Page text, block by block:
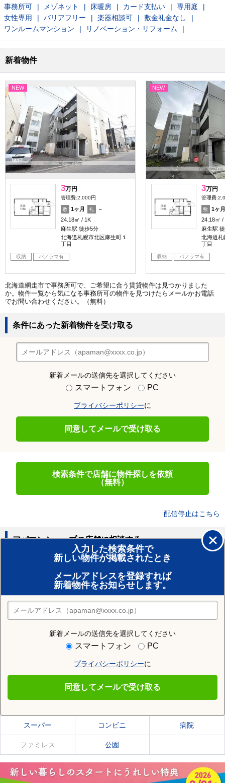
事務所可
メゾネット 床暖房 カード支払い
専用庭
女性専用
バリアフリー 楽器相談可
敷金礼金なし
ワンルームマンション
リノベーション・リフォーム
新着物件
NEW
3万円
管理費:2,000円
敷 1ヶ月 礼
－
24.18㎡
1K
麻生駅 徒歩5分
北海道札幌市北区麻生町１
丁目
収納 パノラマ有
NEW
3万円
管理費
敷
1ヶ月
24.18㎡
麻生駅
北海道札
丁目
収納 パノラマ有
北海道網走市で事務所可で、ご希望に合う賃貸物件は見つかりました
か。物件一覧から気になる事務所可の物件を見つけたらメールかお電話
でお問い合わせください。（無料）
条件にあった新着物件を受け取る
新着メールの送信先を選択してください
スマートフォン PC
プライバシーポリシーに
同意してメールで受け取る
検索条件で店舗に物件探しを依頼
（無料）
配信停止はこちら
入力した検索条件で
新しい物件が掲載されたとき
メールアドレスを登録すれば
新着物件をお知らせします。
新着メールの送信先を選択してください
スマートフォン PC
プライバシーポリシーに
同意してメールで受け取る
アパマンショップの店舗に相談する
賃貸のプロがお部屋探し！
おまかせ物件リクエスト
住みたい街の店舗を探す
店舗検索
住む街研究所で網走市の情報を見る
網走市の施設一覧
スーパー コンビニ 病院
ファミレス 公園